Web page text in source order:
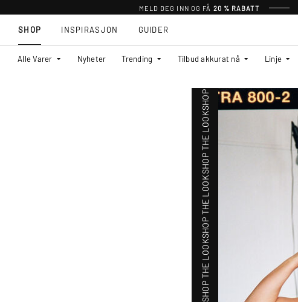
MELD DEG INN OG FÅ 20 % RABATT
SHOP
Alle Varer Nyheter Trending Tilbud akkurat nå Linje
INSPIRASJON GUIDER
SHOP THE LOOK
SHOP THE LOOK
SHOP THE LOOK
SHOP THE LOOK